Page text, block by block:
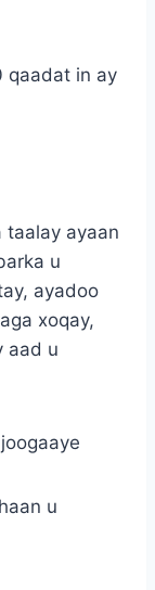
qaadat in ay
taalay ayaan
u
ayadoo
xoqay,
aad u
u